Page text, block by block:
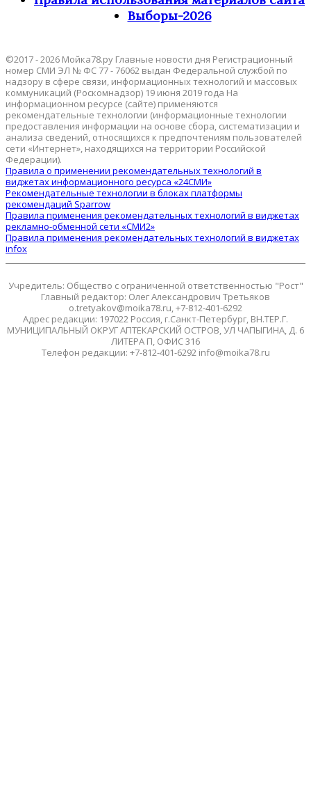
Выборы-2026
©2017 - 2026 Мойка78.ру Главные новости дня Регистрационный
номер СМИ ЭЛ № ФС 77 - 76062 выдан Федеральной службой по
надзору в сфере связи, информационных технологий и массовых
коммуникаций (Роскомнадзор) 19 июня 2019 года На
информационном ресурсе (сайте) применяются
рекомендательные технологии (информационные технологии
предоставления информации на основе сбора, систематизации и
анализа сведений, относящихся к предпочтениям пользователей
сети «Интернет», находящихся на территории Российской
Федерации).
Правила о применении рекомендательных технологий в
виджетах информационного ресурса «24СМИ»
Рекомендательные технологии в блоках платформы
рекомендаций Sparrow
Правила применения рекомендательных технологий в виджетах
рекламно-обменной сети «СМИ2»
Правила применения рекомендательных технологий в виджетах
infox
Учредитель: Общество с ограниченной ответственностью "Рост"
Главный редактор: Олег Александрович Третьяков
o.tretyakov@moika78.ru, +7-812-401-6292
Адрес редакции: 197022 Россия, г.Санкт-Петербург, ВН.ТЕР.Г.
МУНИЦИПАЛЬНЫЙ ОКРУГ АПТЕКАРСКИЙ ОСТРОВ, УЛ ЧАПЫГИНА, Д. 6
ЛИТЕРА П, ОФИС 316
Телефон редакции: +7-812-401-6292 info@moika78.ru